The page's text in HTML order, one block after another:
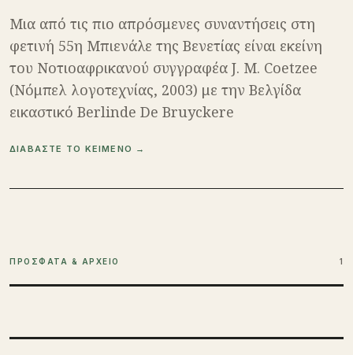
Μια από τις πιο απρόσμενες συναντήσεις στη
φετινή 55η Μπιενάλε της Βενετίας είναι εκείνη
του Νοτιοαφρικανού συγγραφέα J. Μ. Coetzee
(Νόμπελ λογοτεχνίας, 2003) με την Βελγίδα
εικαστικό Berlinde De Bruyckere
ΔΙΑΒΑΣΤΕ ΤΟ ΚΕΙΜΕΝΟ →
ΠΡΟΣΦΑΤΑ & ΑΡΧΕΙΟ 1